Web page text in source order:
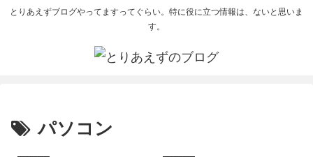
とりあえずブログやってますってぐらい。特に役に立つ情報は、ないと思いま
す。
パソコン